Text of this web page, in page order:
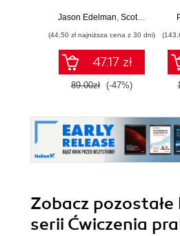
następnej generacji
Jason Edelman, Scott S. Lowe
(44,50 zł najniższa cena z 30 dni)
47.17 zł
89.00zł (-47%)
Zobacz pozostałe
serii Ćwiczenia